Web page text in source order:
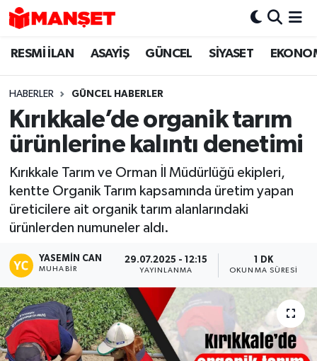
RESMİ İLAN ASAYİŞ GÜNCEL SİYASET
HABERLER GÜNCEL HABERLER
Kırıkkale’de organik tarım
ürünlerine kalıntı denetimi
Kırıkkale Tarım ve Orman İl Müdürlüğü ekipleri,
kentte Organik Tarım kapsamında üretim yapan
üreticilere ait organik tarım alanlarındaki
ürünlerden numuneler aldı.
YASEMIN CAN
MUHABIR
29.07.2025 - 12:15
YAYINLANMA
1 DK
OKUNMA SÜRESI
Hava Durumu
Trafik Durumu
Süper Lig Puan Durumu ve Fikstür
Son Dakika Haberleri
Haber Arşivi